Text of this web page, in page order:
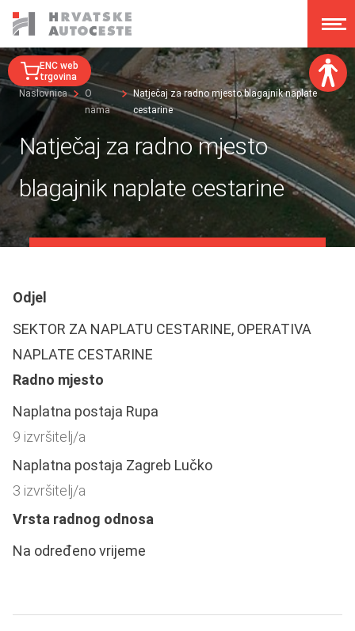
Veličina fonta:
A A A A
Disleksija:
ENC web
trgovina
Naslovnica
O
nama
Natječaj za radno mjesto blagajnik naplate
cestarine
Natječaj za radno mjesto
blagajnik naplate cestarine
Odjel
SEKTOR ZA NAPLATU CESTARINE, OPERATIVA
NAPLATE CESTARINE
Radno mjesto
Naplatna postaja Rupa
9 izvršitelj/a
Naplatna postaja Zagreb Lučko
3 izvršitelj/a
Vrsta radnog odnosa
Na određeno vrijeme